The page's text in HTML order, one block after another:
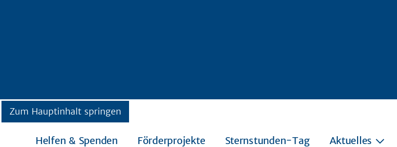
Zum Hauptinhalt springen
Helfen & Spenden Förderprojekte Sternstunden-Tag Aktuelles